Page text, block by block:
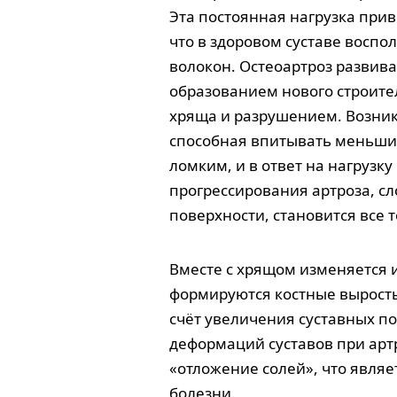
Эта постоянная нагрузка
что в здоровом суставе
волокон. Остеоартроз
образованием нового
хряща и разрушением.
способная впитывать
ломким, и в ответ на
прогрессирования артроза,
поверхности, становится
Вместе с хрящом изменяется
формируются костные
счёт увеличения суставных
деформаций суставов при
«отложение солей», что